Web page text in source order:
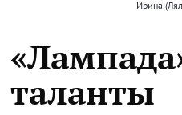
Ирина
таланты